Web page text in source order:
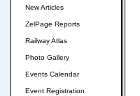
New Articles
ZelPage Reports
Railway Atlas
Photo Gallery
Events Calendar
Event Registration